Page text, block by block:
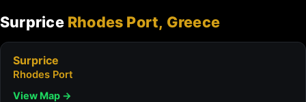
Surprice Rhodes Port, Greece
Surprice
Rhodes Port
View Map →